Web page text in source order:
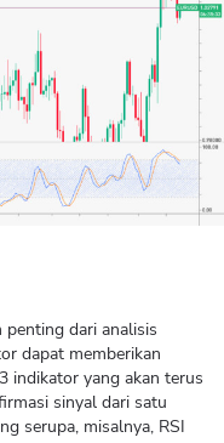
dari analisis
dapat memberikan
indikator yang akan terus
sinyal dari satu
serupa, misalnya, RSI